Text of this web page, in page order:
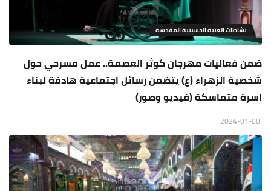
نشاطات العتبة الحسينية المقدسة
ضمن فعاليات مهرجان كوثر العصمة.. عمل مسرحي حول
شخصية الزهراء (ع) يتضمن رسائل اجتماعية هادفة لبناء
اسرة متماسكة (فيديو وصور)